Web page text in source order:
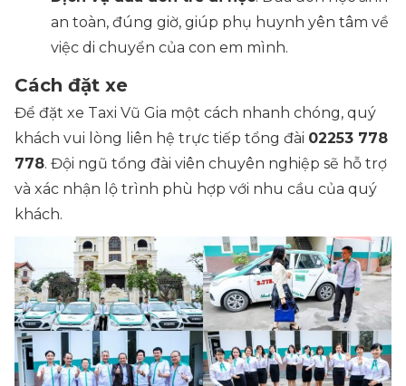
an toàn, đúng giờ, giúp phụ huynh yên tâm về
việc di chuyển của con em mình.
Cách đặt xe
Để đặt xe Taxi Vũ Gia một cách nhanh chóng, quý
khách vui lòng liên hệ trực tiếp tổng đài 02253 778
778. Đội ngũ tổng đài viên chuyên nghiệp sẽ hỗ trợ
và xác nhận lộ trình phù hợp với nhu cầu của quý
khách.